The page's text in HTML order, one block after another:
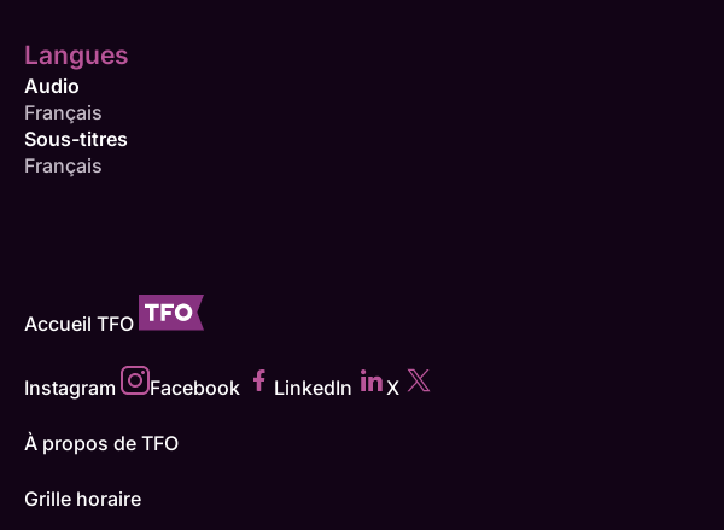
Langues
Audio
Français
Sous-titres
Français
Accueil TFO
Instagram Facebook LinkedIn X
À propos de TFO
Grille horaire